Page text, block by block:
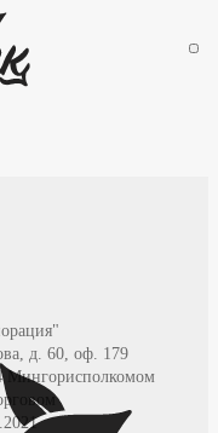
д. 60, оф. 179
Мингорисполкомом